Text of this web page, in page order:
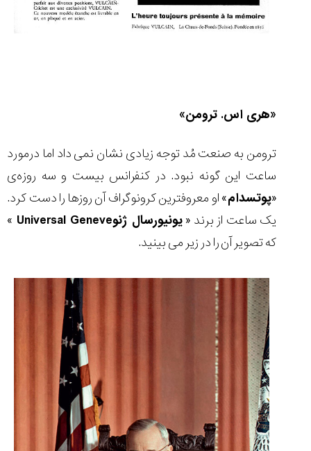
«هری اس. ترومن»
ترومن به صنعت مُد توجه زیادی نشان نمی داد اما درمورد
ساعت این گونه نبود. در کنفرانس بیست و سه روزه‌ی
«پوتسدام» او معروفترین کرونوگراف آن روزها را دست کرد.
یک ساعت از برند «یونیورسال ژنوUniversal Geneve
»
که تصویر آن را در زیر می بینید.